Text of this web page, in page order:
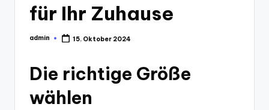
für Ihr Zuhause
Posted
admin 15. Oktober 2024
Die richtige Größe
wählen